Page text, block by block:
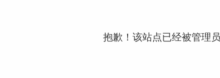
抱歉！该站点已经被管理